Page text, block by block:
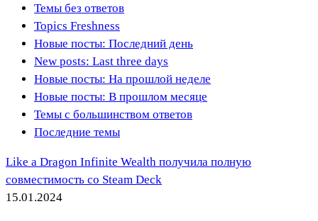
Темы без ответов
Topics Freshness
Новые посты: Последний день
New posts: Last three days
Новые посты: На прошлой неделе
Новые посты: В прошлом месяце
Темы с большинством ответов
Последние темы
Like a Dragon Infinite Wealth получила полную
совместимость со Steam Deck
15.01.2024